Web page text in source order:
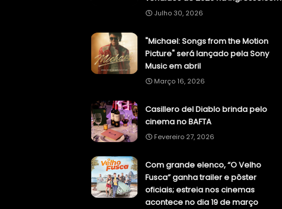
Julho 30, 2026
"Michael: Songs from the Motion
Picture" será lançado pela Sony
Music em abril
Março 16, 2026
Casillero del Diablo brinda pelo
cinema no BAFTA
Fevereiro 27, 2026
Com grande elenco, “O Velho
Fusca” ganha trailer e pôster
oficiais; estreia nos cinemas
acontece no dia 19 de março